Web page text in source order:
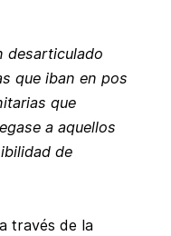
desarticulado
que iban en pos
que
a aquellos
de
través de la